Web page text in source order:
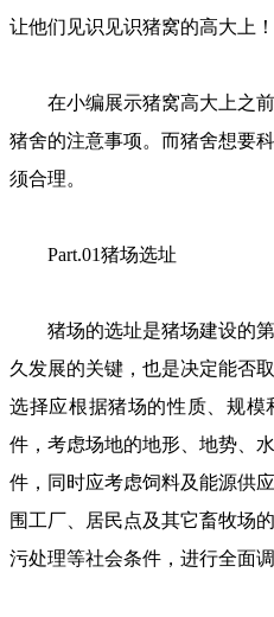
让他们见识见识猪窝的高大上！
在小编展示猪窝高大上之前
猪舍的注意事项。而猪舍想要
须合理。
Part.01猪场选址
猪场的选址是猪场建设的第
久发展的关键，也是决定能否
选择应根据猪场的性质、规
件，考虑场地的地形、地势、
件，同时应考虑饲料及能源供
围工厂、居民点及其它畜牧场
污处理等社会条件，进行全面